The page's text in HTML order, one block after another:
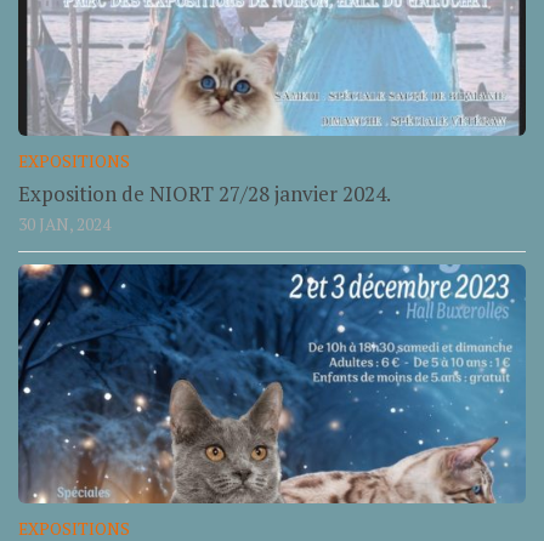
EXPOSITIONS
Exposition de NIORT 27/28 janvier 2024.
30 JAN, 2024
EXPOSITIONS